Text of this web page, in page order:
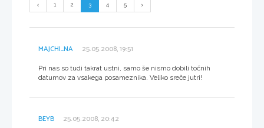
1 2 3 4 5
MAJCHI_NA 25.05.2008, 19:51
Pri nas so tudi takrat ustni, samo še nismo dobili točnih
datumov za vsakega posameznika. Veliko sreče jutri!
BEYB 25.05.2008, 20:42